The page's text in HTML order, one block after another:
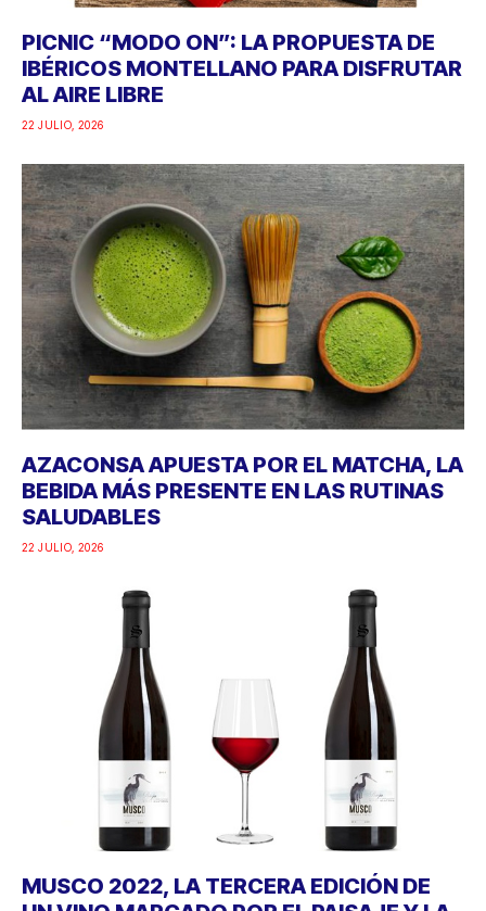
PICNIC “MODO ON”: LA PROPUESTA DE
IBÉRICOS MONTELLANO PARA DISFRUTAR
AL AIRE LIBRE
22 JULIO, 2026
AZACONSA APUESTA POR EL MATCHA, LA
BEBIDA MÁS PRESENTE EN LAS RUTINAS
SALUDABLES
22 JULIO, 2026
MUSCO 2022, LA TERCERA EDICIÓN DE